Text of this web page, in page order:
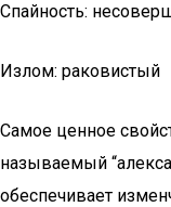
Спайность:
Излом: раковистый
Самое ценное
называемый
обеспечивает